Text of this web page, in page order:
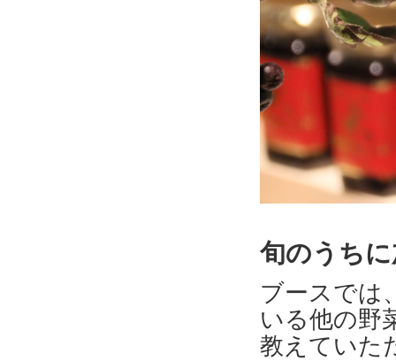
旬のうち
ブースでは
いる他の野
教えていた